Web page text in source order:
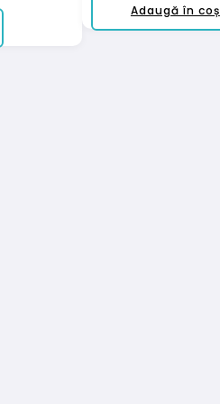
produs
Adaugă în coș